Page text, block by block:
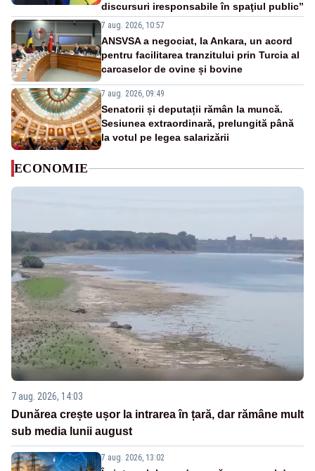
discursuri iresponsabile în spaţiul public”
7 aug. 2026, 10:57
ANSVSA a negociat, la Ankara, un acord
pentru facilitarea tranzitului prin Turcia al
carcaselor de ovine și bovine
7 aug. 2026, 09:49
Senatorii și deputații rămân la muncă.
Sesiunea extraordinară, prelungită până
la votul pe legea salarizării
ECONOMIE
7 aug. 2026, 14:03
Dunărea crește ușor la intrarea în țară, dar rămâne mult
sub media lunii august
7 aug. 2026, 13:02